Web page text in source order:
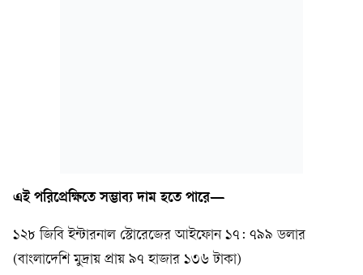
এই পরিপ্রেক্ষিতে সম্ভাব্য দাম হতে পারে—
১২৮ জিবি ইন্টারনাল স্টোরেজের আইফোন ১৭: ৭৯৯ ডলার
(বাংলাদেশি মুদ্রায় প্রায় ৯৭ হাজার ১৩৬ টাকা)